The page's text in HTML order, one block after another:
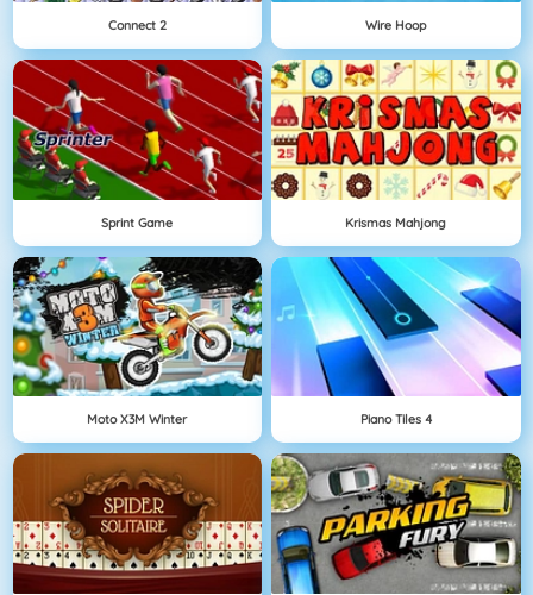
Connect 2 Wire Hoop
Sprint Game Krismas Mahjong
Moto X3M Winter Piano Tiles 4